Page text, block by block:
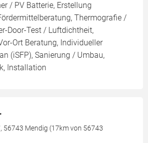
/ PV Batterie, Erstellung
Thermografie /
Door-Test / Luftdichtheit,
Ort Beratung, Individueller
(iSFP), Sanierung / Umbau,
Installation
56743 Mendig (17km von 56743